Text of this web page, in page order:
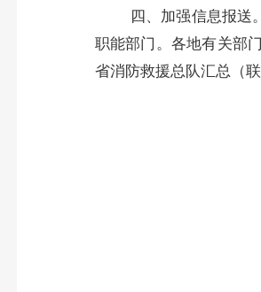
四、加强信息报送
职能部门。各地有关部
省消防救援总队汇总（